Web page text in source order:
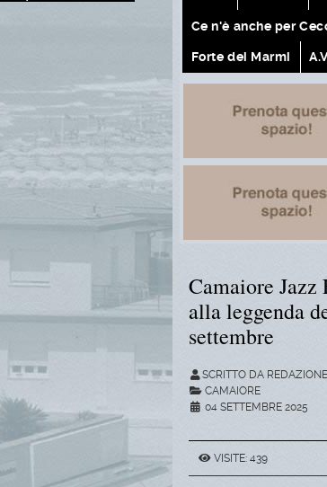
Ce n'è anche per
Forte dei Marmi
Camaiore
alla leggenda
settembre
SCRITTO DA REDAZIONE
CAMAIORE
04 SETTEMBRE 2025
VISITE: 439